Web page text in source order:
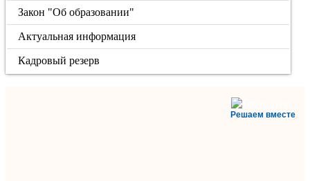
Закон "Об образовании"
Актуальная информация
Кадровый резерв
Решаем вместе